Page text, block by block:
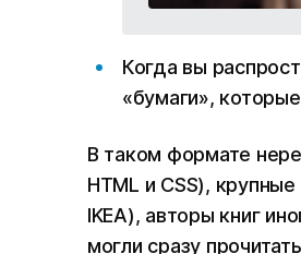
Когда вы
«бумаги»,
В таком формате
HTML и CSS),
IKEA), авторы книг
могли сразу